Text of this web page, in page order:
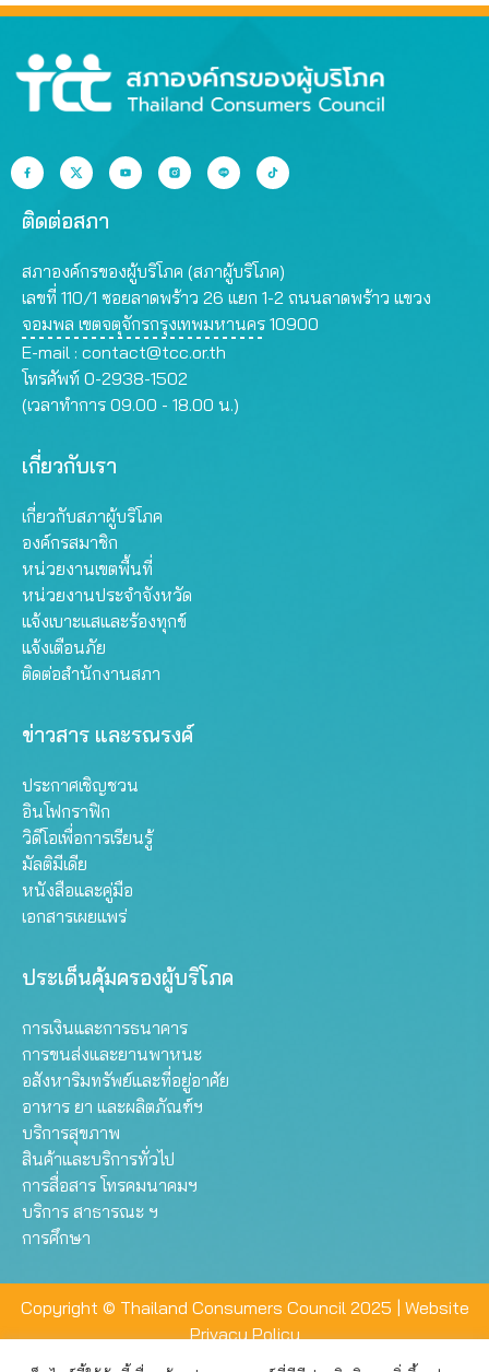
ติดต่อสภา
สภาองค์กรของผู้บริโภค (สภาผู้บริโภค)
เลขที่ 110/1 ซอยลาดพร้าว 26 แยก 1-2 ถนนลาดพร้าว แขวง
จอมพล เขตจตุจักรกรุงเทพมหานคร 10900
E-mail : contact@tcc.or.th
โทรศัพท์ 0-2938-1502
(เวลาทำการ 09.00 - 18.00 น.)
เกี่ยวกับเรา
เกี่ยวกับสภาผู้บริโภค
องค์กรสมาชิก
หน่วยงานเขตพื้นที่
หน่วยงานประจำจังหวัด
แจ้งเบาะแสและร้องทุกข์
แจ้งเตือนภัย
ติดต่อสำนักงานสภา
ข่าวสาร และรณรงค์
ประกาศเชิญชวน
อินโฟกราฟิก
วิดีโอเพื่อการเรียนรู้
มัลติมีเดีย
หนังสือและคู่มือ
เอกสารเผยแพร่
ประเด็นคุ้มครองผู้บริโภค
การเงินและการธนาคาร
การขนส่งและยานพาหนะ
อสังหาริมทรัพย์และที่อยู่อาศัย
อาหาร ยา และผลิตภัณฑ์ฯ
บริการสุขภาพ
สินค้าและบริการทั่วไป
การสื่อสาร โทรคมนาคมฯ
บริการ สาธารณะ ฯ
การศึกษา
Copyright © Thailand Consumers Council 2025 | Website
Privacy Policy